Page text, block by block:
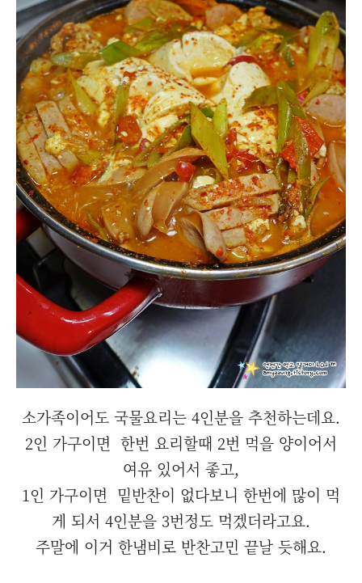
소가족이어도 국물요리는 4인분을 추천하는데요.
2인 가구이면 한번 요리할때 2번 먹을 양이어서
여유 있어서 좋고,
1인 가구이면 밑반찬이 없다보니 한번에 많이 먹
게 되서 4인분을 3번정도 먹겠더라고요.
주말에 이거 한냄비로 반찬고민 끝날 듯해요.